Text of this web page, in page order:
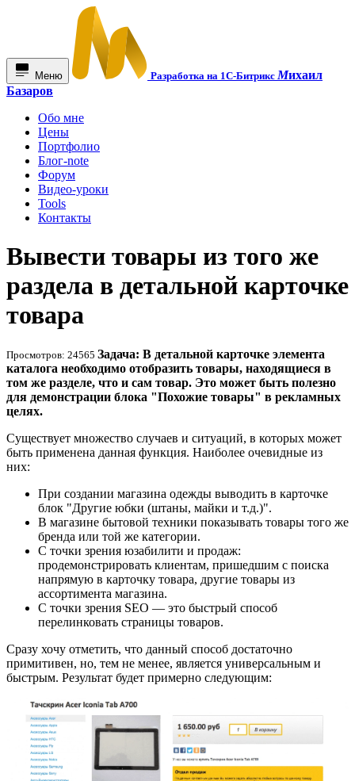
Меню Разработка на 1С-БитриксМихаил
Базаров
Обо мне
Цены
Портфолио
Блог-note
Форум
Видео-уроки
Tools
Контакты
Вывести товары из того же
раздела в детальной карточке
товара
Просмотров: 24565 Задача: В детальной карточке элемента
каталога необходимо отобразить товары, находящиеся в
том же разделе, что и сам товар. Это может быть полезно
для демонстрации блока "Похожие товары" в рекламных
целях.
Существует множество случаев и ситуаций, в которых может
быть применена данная функция. Наиболее очевидные из
них:
При создании магазина одежды выводить в карточке
блок "Другие юбки (штаны, майки и т.д.)".
В магазине бытовой техники показывать товары того же
бренда или той же категории.
С точки зрения юзабилити и продаж:
продемонстрировать клиентам, пришедшим с поиска
напрямую в карточку товара, другие товары из
ассортимента магазина.
С точки зрения SEO — это быстрый способ
перелинковать страницы товаров.
Сразу хочу отметить, что данный способ достаточно
примитивен, но, тем не менее, является универсальным и
быстрым. Результат будет примерно следующим: